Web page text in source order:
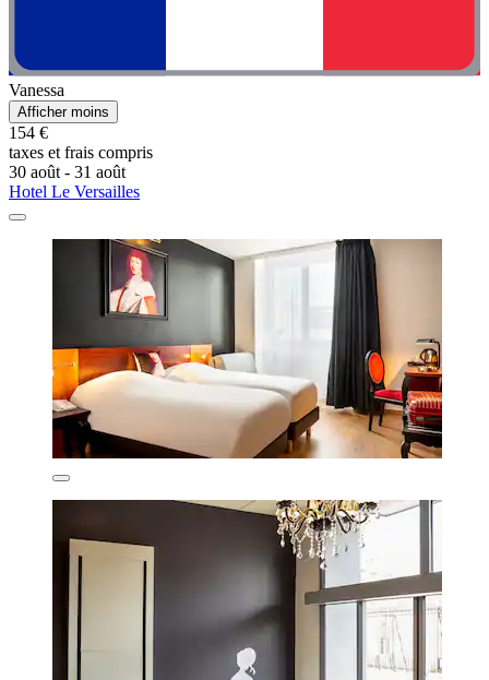
Vanessa
Afficher moins
154 €
taxes et frais compris
30 août - 31 août
Hotel Le Versailles